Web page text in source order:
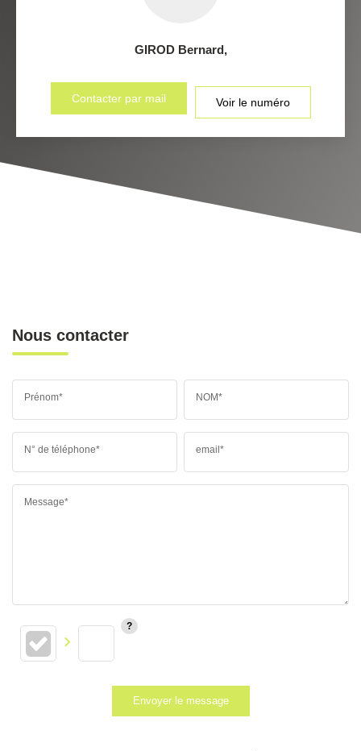
GIROD Bernard,
Contacter par mail Voir le numéro
Nous contacter
Prénom* NOM*
N° de téléphone* email*
Message*
Envoyer le message